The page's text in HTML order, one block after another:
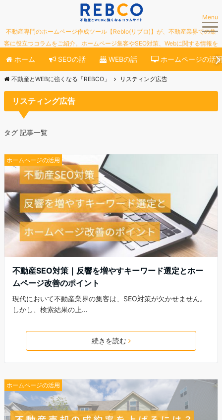
不動産専門のホームページ作成ツール【Reblo(リブロ)】が、不動産業界での集
客に役立つコラムをご紹介。ホームページ集客やSEO対策、Webに関する情報を
ご紹介していきます。
Menu
ホーム SEOの話 WEBの話 ホームページの活
不動産とWEBに強くなる「REBCO」 リスティング広告
リスティング広告
タグ 記事一覧
ホームページの活用
不動産SEO対策｜反響を増やすキーワード選定とホー
ムページ改善のポイント
現代において不動産業界の集客は、SEO対策が欠かせません。
しかし、検索結果の上…
続きを読む
ホームページの活用